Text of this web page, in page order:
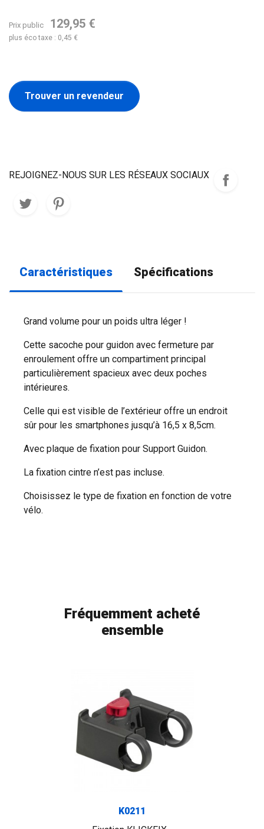
Prix public 129,95 €
plus éco taxe : 0,45 €
Trouver un revendeur
REJOIGNEZ-NOUS SUR LES RÉSEAUX SOCIAUX
Caractéristiques Spécifications
Grand volume pour un poids ultra léger !
Cette sacoche pour guidon avec fermeture par
enroulement offre un compartiment principal
particulièrement spacieux avec deux poches
intérieures.
Celle qui est visible de l’extérieur offre un endroit
sûr pour les smartphones jusqu’à 16,5 x 8,5cm.
Avec plaque de fixation pour Support Guidon.
La fixation cintre n’est pas incluse.
Choisissez le type de fixation en fonction de votre
vélo.
Fréquemment acheté
ensemble
K0211